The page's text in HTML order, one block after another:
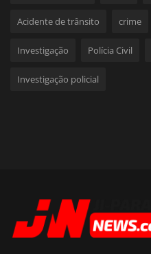
Acidente de trânsito crime
Investigação Polícia Civil
Investigação policial